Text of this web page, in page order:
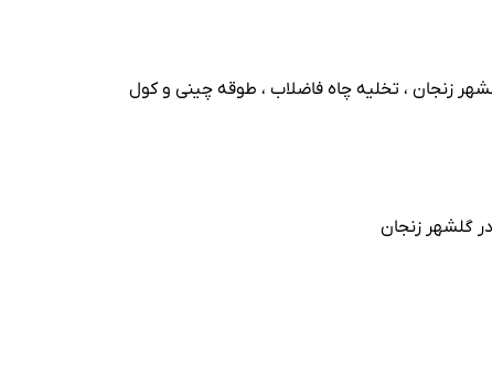
زنجان ، تخلیه چاه فاضلاب ، طوقه چینی و کول
گلشهر زنجان